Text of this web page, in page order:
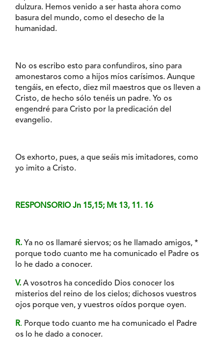
dulzura. Hemos venido a ser hasta ahora como
basura del mundo, como el desecho de la
humanidad.
No os escribo esto para confundiros, sino para
amonestaros como a hijos míos carísimos. Aunque
tengáis, en efecto, diez mil maestros que os lleven a
Cristo, de hecho sólo tenéis un padre. Yo os
engendré para Cristo por la predicación del
evangelio.
Os exhorto, pues, a que seáis mis imitadores, como
yo imito a Cristo.
RESPONSORIO Jn 15,15; Mt 13, 11. 16
R. Ya no os llamaré siervos; os he llamado amigos, *
porque todo cuanto me ha comunicado el Padre os
lo he dado a conocer.
V. A vosotros ha concedido Dios conocer los
misterios del reino de los cielos; dichosos vuestros
ojos porque ven, y vuestros oídos porque oyen.
R. Porque todo cuanto me ha comunicado el Padre
os lo he dado a conocer.